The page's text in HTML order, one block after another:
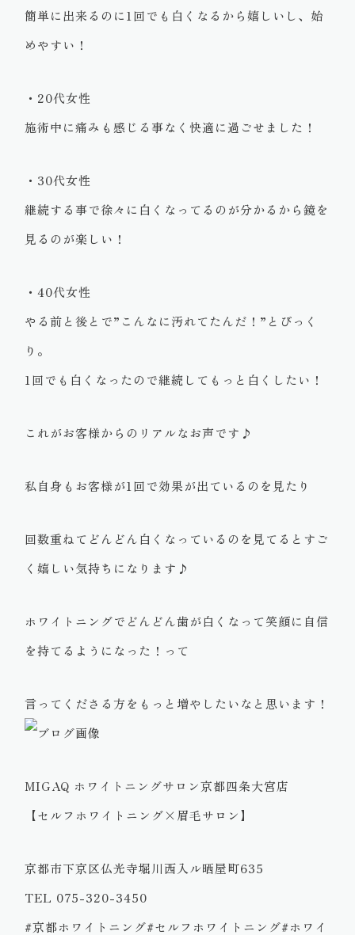
簡単に出来るのに1回でも白くなるから嬉しいし、始
めやすい！
・20代女性
施術中に痛みも感じる事なく快適に過ごせました！
・30代女性
継続する事で徐々に白くなってるのが分かるから鏡を
見るのが楽しい！
・40代女性
やる前と後とで”こんなに汚れてたんだ！”とびっく
り。
1回でも白くなったので継続してもっと白くしたい！
これがお客様からのリアルなお声です♪
私自身もお客様が1回で効果が出ているのを見たり
回数重ねてどんどん白くなっているのを見てるとすご
く嬉しい気持ちになります♪
ホワイトニングでどんどん歯が白くなって笑顔に自信
を持てるようになった！って
言ってくださる方をもっと増やしたいなと思います！
MIGAQ ホワイトニングサロン京都四条大宮店
【セルフホワイトニング×眉毛サロン】
京都市下京区仏光寺堀川西入ル晒屋町635
TEL 075-320-3450
#京都ホワイトニング#セルフホワイトニング#ホワイ